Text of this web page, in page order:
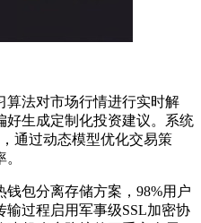
算法对市场行情进行实时解
好生成定制化投资建议。系统
通过动态模型优化交易策
包分离存储方案，98%用户
过程启用军事级SSL加密协